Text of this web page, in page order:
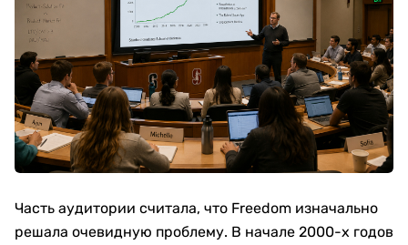
Часть аудитории считала, что Freedom изначально
решала очевидную проблему. В начале 2000-х годов